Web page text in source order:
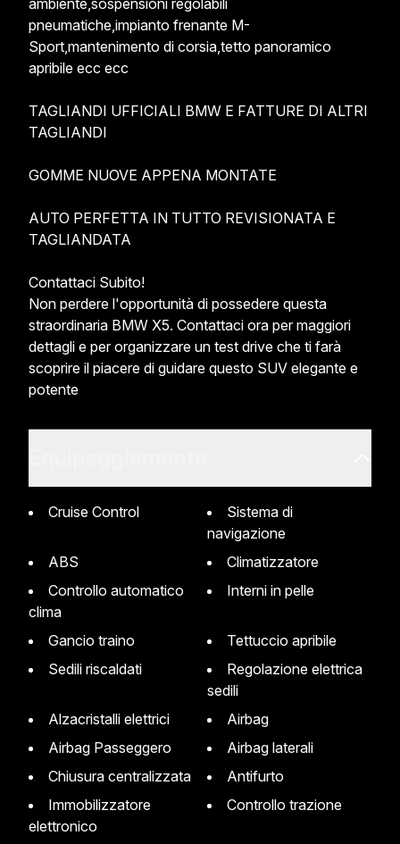
ambiente,sospensioni regolabili
pneumatiche,impianto frenante M-
Sport,mantenimento di corsia,tetto panoramico
apribile ecc ecc
TAGLIANDI UFFICIALI BMW E FATTURE DI ALTRI
TAGLIANDI
GOMME NUOVE APPENA MONTATE
AUTO PERFETTA IN TUTTO REVISIONATA E
TAGLIANDATA
Contattaci Subito!
Non perdere l'opportunità di possedere questa
straordinaria BMW X5. Contattaci ora per maggiori
dettagli e per organizzare un test drive che ti farà
scoprire il piacere di guidare questo SUV elegante e
potente
Cruise Control
Sistema di
navigazione
ABS
Climatizzatore
Controllo automatico
clima
Interni in pelle
Gancio traino
Tettuccio apribile
Sedili riscaldati
Regolazione elettrica
sedili
Alzacristalli elettrici
Airbag
Airbag Passeggero
Airbag laterali
Chiusura centralizzata
Antifurto
Immobilizzatore
elettronico
Controllo trazione